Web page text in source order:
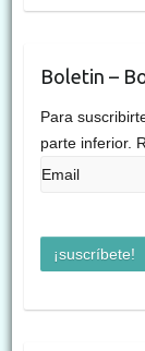
Boletin –
Para
parte inferior.